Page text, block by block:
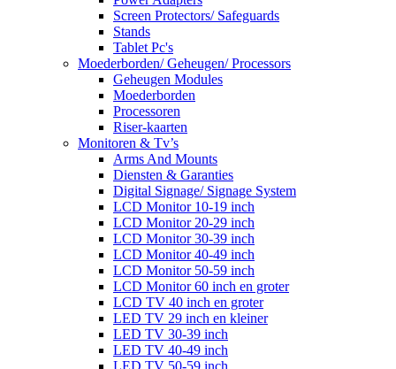
Screen Protectors/ Safeguards
Stands
Tablet Pc's
Moederborden/ Geheugen/ Processors
Geheugen Modules
Moederborden
Processoren
Riser-kaarten
Monitoren & Tv’s
Arms And Mounts
Diensten & Garanties
Digital Signage/ Signage System
LCD Monitor 10-19 inch
LCD Monitor 20-29 inch
LCD Monitor 30-39 inch
LCD Monitor 40-49 inch
LCD Monitor 50-59 inch
LCD Monitor 60 inch en groter
LCD TV 40 inch en groter
LED TV 29 inch en kleiner
LED TV 30-39 inch
LED TV 40-49 inch
LED TV 50-59 inch